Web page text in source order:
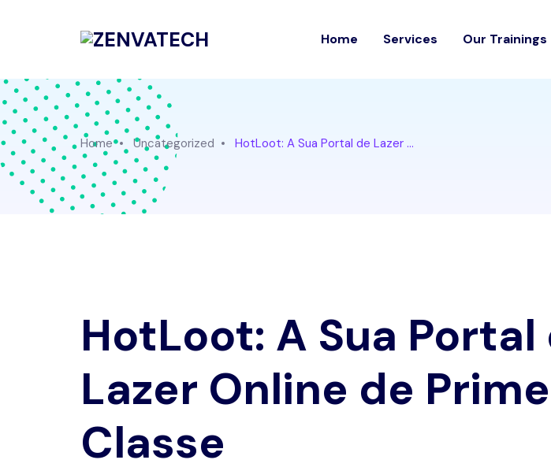
Home Services Our Trainings
Home Uncategorized HotLoot: A Sua Portal de Lazer ...
HotLoot: A Sua Portal
Lazer Online de
Classe